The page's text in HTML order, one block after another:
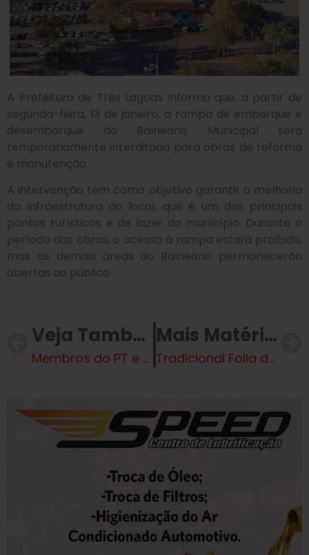
A Prefeitura de Três Lagoas informa que, a partir de
segunda-feira, 13 de janeiro, a rampa de embarque e
desembarque do Balneário Municipal será
temporariamente interditada para obras de reforma
e manutenção.
A intervenção tem como objetivo garantir a melhoria
da infraestrutura do local, que é um dos principais
pontos turísticos e de lazer do município. Durante o
período das obras, o acesso à rampa estará proibido,
mas as demais áreas do Balneário permanecerão
abertas ao público.
Veja Também
Membros do PT e MST participam de posse de Maduro na Venezuela
Mais Matérias
Tradicional Folia de Reis será celebrada neste sábado (11) em Três Lagoas